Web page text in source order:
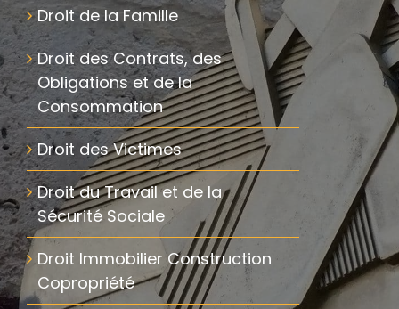
Droit de la Famille
Droit des Contrats, des
Obligations et de la
Consommation
Droit des Victimes
Droit du Travail et de la
Sécurité Sociale
Droit Immobilier Construction
Copropriété